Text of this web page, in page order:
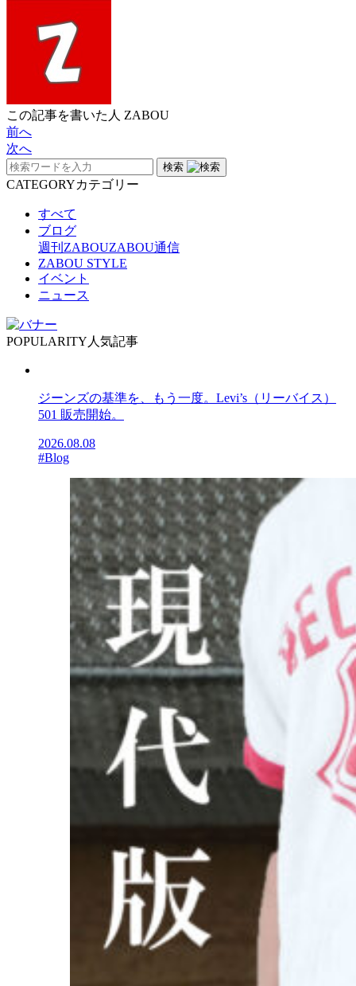
この記事を書いた人 ZABOU
前へ
次へ
検索
CATEGORYカテゴリー
すべて
ブログ
週刊ZABOUZABOU通信
ZABOU STYLE
イベント
ニュース
POPULARITY 人気記事
ジーンズの基準を、もう一度。Levi’s（リーバイス）
501 販売開始。
2026.08.08
#Blog